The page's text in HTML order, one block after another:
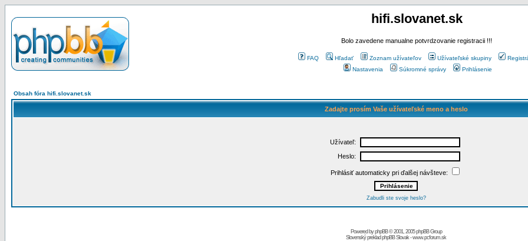
hifi.slovanet.sk
Bolo zavedene manualne potvrdzovanie registracii !!!
FAQ Hľadať Zoznam užívateľov Užívateľské skupiny
Nastavenia
Súkromné správy Prihlásenie
Obsah fóra hifi.slovanet.sk
Zadajte prosím Vaše užívateľské meno a heslo
Užívateľ:
Heslo:
Prihlásiť automaticky pri ďalšej návšteve:
Zabudli ste svoje heslo?
Powered byphpBB© 2001, 2005 phpBB Group
Slovenský preklad phpBB Slovak-www.pcforum.sk